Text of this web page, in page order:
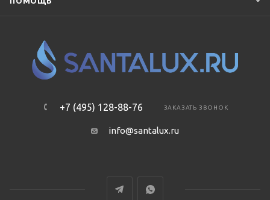
+7 (495) 128-88-76 ЗАКАЗАТЬ ЗВОНОК
info@santalux.ru